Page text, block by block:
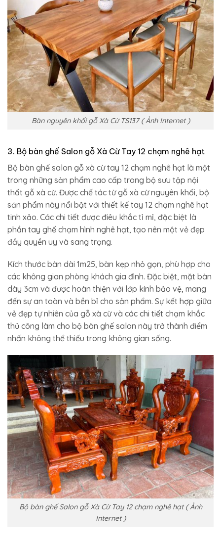
Bàn nguyên khối gỗ Xà Cừ TS137 ( Ảnh Internet )
3. Bộ bàn ghế Salon gỗ Xà Cừ Tay 12 chạm nghê hạt
Bộ bàn ghế salon gỗ xà cừ tay 12 chạm nghê hạt là một
trong những sản phẩm cao cấp trong bộ sưu tập nội
thất gỗ xà cừ. Được chế tác từ gỗ xà cừ nguyên khối, bộ
sản phẩm này nổi bật với thiết kế tay 12 chạm nghê hạt
tinh xảo. Các chi tiết được điêu khắc tỉ mỉ, đặc biệt là
phần tay ghế chạm hình nghê hạt, tạo nên một vẻ đẹp
đầy quyền uy và sang trọng.
Kích thước bàn dài 1m25, bàn kẹp nhỏ gọn, phù hợp cho
các không gian phòng khách gia đình. Đặc biệt, mặt bàn
dày 3cm và được hoàn thiện với lớp kính bảo vệ, mang
đến sự an toàn và bền bỉ cho sản phẩm. Sự kết hợp giữa
vẻ đẹp tự nhiên của gỗ xà cừ và các chi tiết chạm khắc
thủ công làm cho bộ bàn ghế salon này trở thành điểm
nhấn không thể thiếu trong không gian sống.
Bộ bàn ghế Salon gỗ Xà Cừ Tay 12 chạm nghê hạt ( Ảnh
Internet )